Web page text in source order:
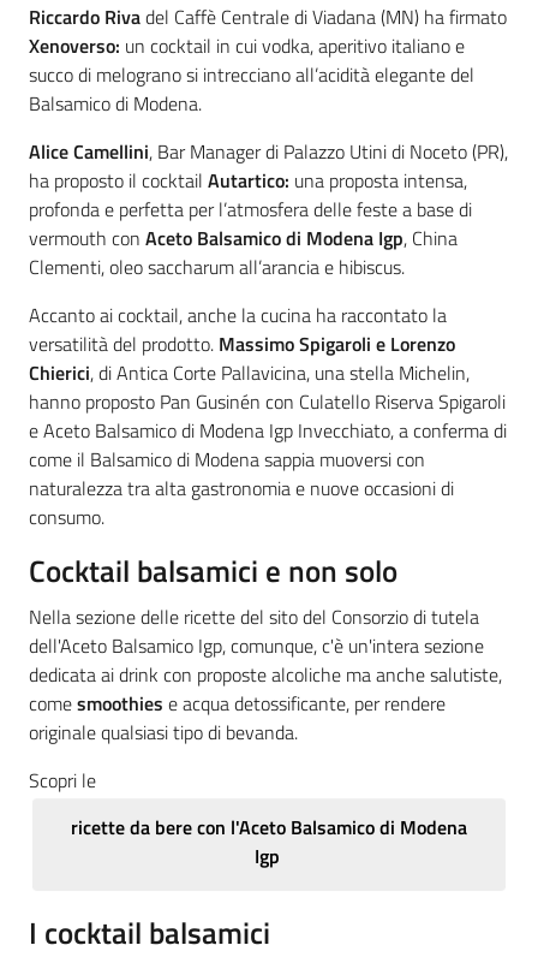
Novità
Servizi
Leggi atti bandi
Piani programmi
Riccardo Rivadel Caffè Centrale di Viadana (MN) ha firmato
Xenoverso: un cocktail in cui vodka, aperitivo italiano e
succo di melograno si intrecciano all’acidità elegante del
Balsamico di Modena.
Alice Camellini, Bar Manager di Palazzo Utini di Noceto (PR),
ha proposto il cocktail Autartico: una proposta intensa,
profonda e perfetta per l’atmosfera delle feste a base di
vermouth con Aceto Balsamico di Modena Igp, China
Clementi, oleo saccharum all’arancia e hibiscus.
Accanto ai cocktail, anche la cucina ha raccontato la
versatilità del prodotto. Massimo Spigaroli e Lorenzo
Chierici, di Antica Corte Pallavicina, una stella Michelin,
hanno proposto Pan Gusinén con Culatello Riserva Spigaroli
e Aceto Balsamico di Modena Igp Invecchiato, a conferma di
come il Balsamico di Modena sappia muoversi con
naturalezza tra alta gastronomia e nuove occasioni di
consumo.
Cocktail balsamici e non solo
Nella sezione delle ricette del sito del Consorzio di tutela
dell'Aceto Balsamico Igp, comunque, c'è un'intera sezione
dedicata ai drink con proposte alcoliche ma anche salutiste,
comesmoothies e acqua detossificante, per rendere
originale qualsiasi tipo di bevanda.
Scopri le
ricette da bere con l'Aceto Balsamico di Modena
Igp
I cocktail balsamici